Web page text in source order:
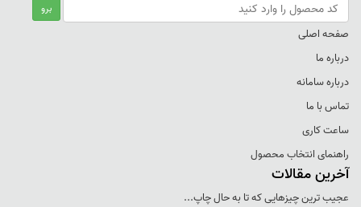
صفحه اصلی
درباره ما
درباره سامانه
تماس با ما
ساعت کاری
راهنمای انتخاب محصول
آخرین مقالات
عجيب ترين چيزهايی که تا به حال چاپ...